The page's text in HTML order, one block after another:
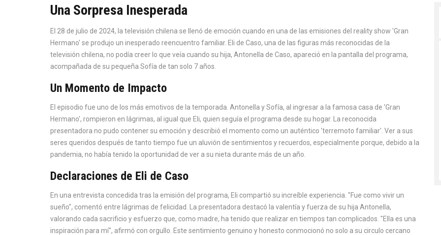
Una Sorpresa Inesperada
El 28 de julio de 2024, la televisión chilena se llenó de emoción cuando en una de las emisiones del reality show 'Gran
Hermano' se produjo un inesperado reencuentro familiar. Eli de Caso, una de las figuras más reconocidas de la
televisión chilena, no podía creer lo que veía cuando su hija, Antonella de Caso, apareció en la pantalla del programa,
acompañada de su pequeña Sofía de tan solo 7 años.
Un Momento de Impacto
El episodio fue uno de los más emotivos de la temporada. Antonella y Sofía, al ingresar a la famosa casa de 'Gran
Hermano', rompieron en lágrimas, al igual que Eli, quien seguía el programa desde su hogar. La reconocida
presentadora no pudo contener su emoción y describió el momento como un auténtico 'terremoto familiar'. Ver a sus
seres queridos después de tanto tiempo fue un aluvión de sentimientos y recuerdos, especialmente porque, debido a la
pandemia, no había tenido la oportunidad de ver a su nieta durante más de un año.
Declaraciones de Eli de Caso
En una entrevista concedida tras la emisión del programa, Eli compartió su increíble experiencia. "Fue como vivir un
sueño", comentó entre lágrimas de felicidad. La presentadora destacó la valentía y fuerza de su hija Antonella,
valorando cada sacrificio y esfuerzo que, como madre, ha tenido que realizar en tiempos tan complicados. "Ella es una
inspiración para mí", afirmó con orgullo. Este sentimiento genuino y honesto conmocionó no solo a su circulo cercano